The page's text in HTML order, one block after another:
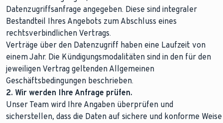
Datenzugriffsanfrage angegeben. Diese sind integraler
Bestandteil Ihres Angebots zum Abschluss eines
rechtsverbindlichen Vertrags.
Verträge über den Datenzugriff haben eine Laufzeit von
einem Jahr. Die Kündigungsmodalitäten sind in den für den
jeweiligen Vertrag geltenden Allgemeinen
Geschäftsbedingungen beschrieben.
2. Wir werden Ihre Anfrage prüfen.
Unser Team wird Ihre Angaben überprüfen und
sicherstellen, dass die Daten auf sichere und konforme Weise